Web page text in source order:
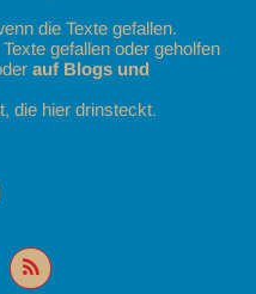
die Texte gefallen.
gefallen oder geholfen
auf Blogs und
die hier drinsteckt.